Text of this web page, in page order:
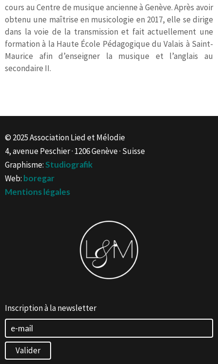
cours au Centre de musique ancienne à Genève. Après avoir
obtenu une maîtrise en musicologie en 2017, elle se dirige
dans la voie de la transmission et fait actuellement une
formation à la Haute École Pédagogique du Valais à Saint-
Maurice afin d’enseigner la musique et l’anglais au
secondaire II.
© 2025 Association Lied et Mélodie
4, avenue Peschier · 1206 Genève · Suisse
Graphisme:Studiografik
Web: boregar
Mentions légales
Inscription à la newsletter